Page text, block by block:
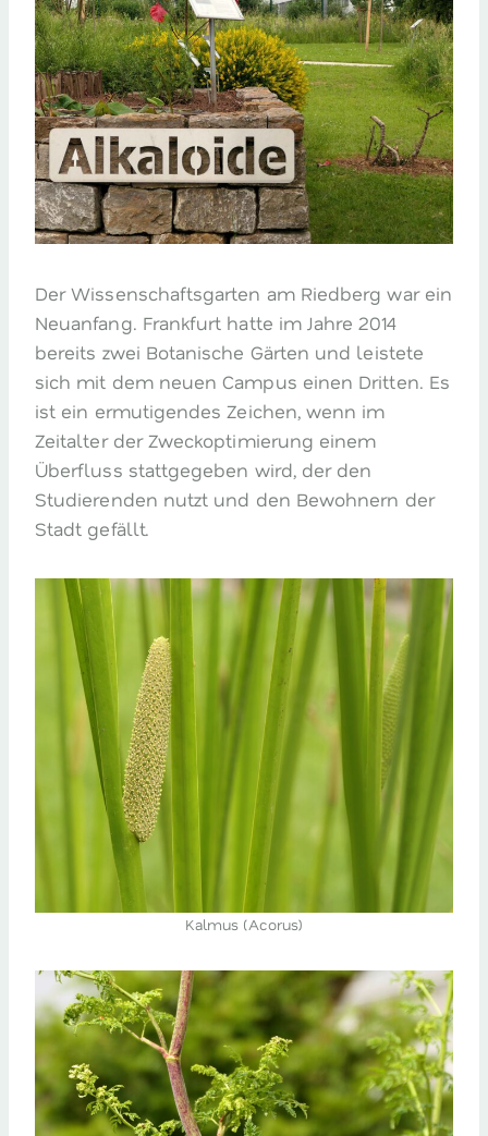
Der Wissenschaftsgarten am Riedberg war ein
Neuanfang. Frankfurt hatte im Jahre 2014
bereits zwei Botanische Gärten und leistete
sich mit dem neuen Campus einen Dritten. Es
ist ein ermutigendes Zeichen, wenn im
Zeitalter der Zweckoptimierung einem
Überfluss stattgegeben wird, der den
Studierenden nutzt und den Bewohnern der
Stadt gefällt.
Kalmus (Acorus)